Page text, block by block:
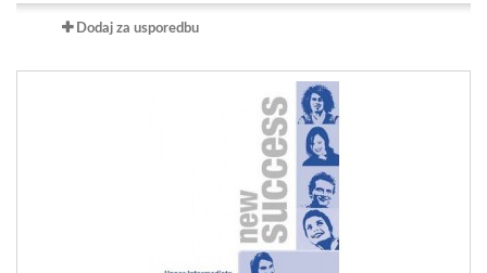
Dodaj za usporedbu